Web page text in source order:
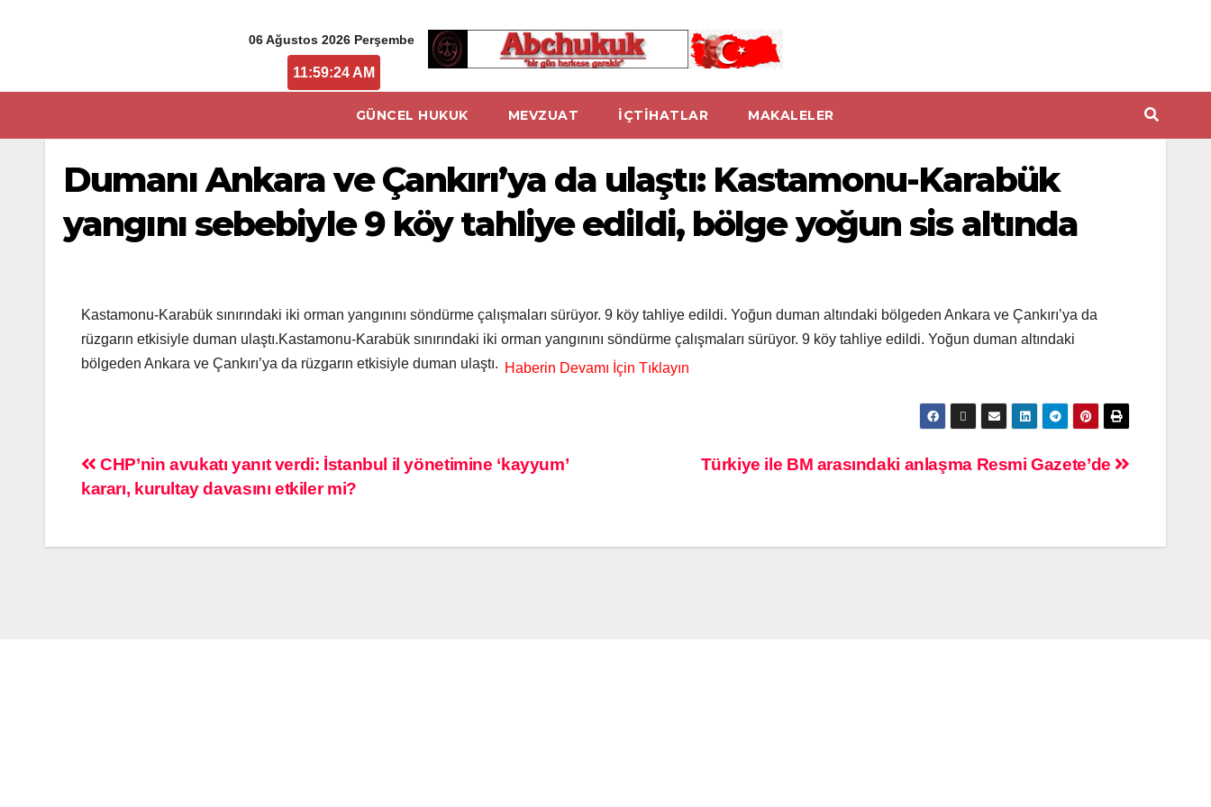
06 Ağustos 2026 Perşembe
11:59:24 AM
GÜNCEL HUKUK MEVZUAT İÇTİHATLAR MAKALELER
Dumanı Ankara ve Çankırı’ya da ulaştı: Kastamonu-Karabük
yangını sebebiyle 9 köy tahliye edildi, bölge yoğun sis altında
Kastamonu-Karabük sınırındaki iki orman yangınını söndürme çalışmaları sürüyor. 9 köy tahliye edildi. Yoğun duman altındaki bölgeden Ankara ve Çankırı’ya da
rüzgarın etkisiyle duman ulaştı.Kastamonu-Karabük sınırındaki iki orman yangınını söndürme çalışmaları sürüyor. 9 köy tahliye edildi. Yoğun duman altındaki
bölgeden Ankara ve Çankırı’ya da rüzgarın etkisiyle duman ulaştı.
Türkiye ile BM arasındaki anlaşma Resmi Gazete’de
CHP’nin avukatı yanıt verdi: İstanbul il yönetimine ‘kayyum’
kararı, kurultay davasını etkiler mi?